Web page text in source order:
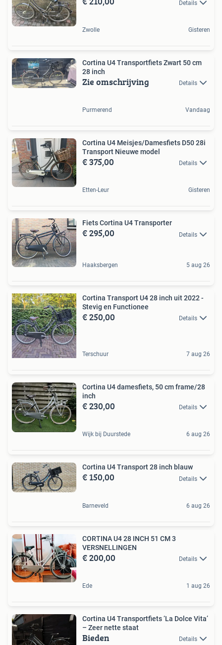
Details
Zwolle Gisteren
Cortina U4 Transportfiets Zwart 50 cm
28 inch
Zie omschrijving Details
Purmerend Vandaag
Cortina U4 Meisjes/Damesfiets D50 28i
Transport Nieuwe model
€ 375,00 Details
Etten-Leur Gisteren
Fiets Cortina U4 Transporter
€ 295,00 Details
Haaksbergen 5 aug 26
Cortina Transport U4 28 inch uit 2022 -
Stevig en Functionee
€ 250,00 Details
Terschuur 7 aug 26
Cortina U4 damesfiets, 50 cm frame/28
inch
€ 230,00 Details
Wijk bij Duurstede 6 aug 26
Cortina U4 Transport 28 inch blauw
€ 150,00 Details
Barneveld 6 aug 26
CORTINA U4 28 INCH 51 CM 3
VERSNELLINGEN
€ 200,00 Details
Ede 1 aug 26
Cortina U4 Transportfiets ‘La Dolce Vita’
– Zeer nette staat
Bieden Details